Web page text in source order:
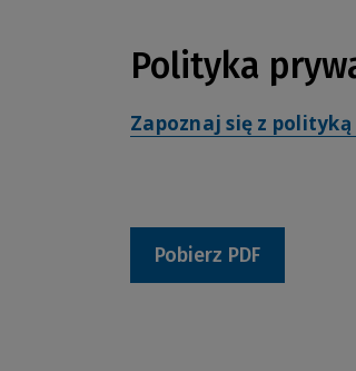
Polityka
Zapoznaj się z
Pobierz PDF